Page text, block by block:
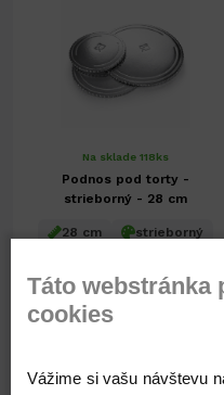
Na sklade 118ks
Podnos pod torty -
strieborný - 28 cm
28 cm
strieborný
36,47 €
Táto webstránka
cookies
Vážime si vašu návštevu